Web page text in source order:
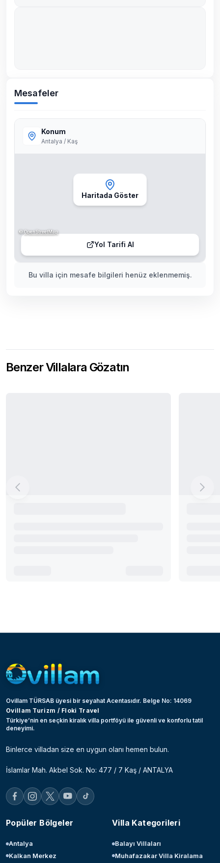
Mesafeler
Bu villa için mesafe bilgileri henüz eklenmemiş.
Konum
Antalya / Kaş
Haritada Göster
Yol Tarifi Al
©OpenStreetMap
Benzer Villalara Gözatın
Ovillam TÜRSAB üyesi bir seyahat Acentasıdır. Belge No: 14069
Ovillam Turizm / Floki Travel
Türkiye’nin en seçkin kiralık villa portföyü ile güvenli ve konforlu tatil
deneyimi.
Binlerce villadan size en uygun olanı hemen bulun.
İslamlar Mah. Akbel Sok. No: 477 / 7 Kaş / ANTALYA
Popüler Bölgeler
Antalya
Kalkan Merkez
Villa Kategorileri
Balayı Villaları
Muhafazakar Villa Kiralama